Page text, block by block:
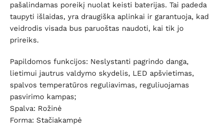
pašalindamas poreikį nuolat keisti baterijas. Tai padeda
taupyti išlaidas, yra draugiška aplinkai ir garantuoja, kad
veidrodis visada bus paruoštas naudoti, kai tik jo
prireiks.
Papildomos funkcijos: Neslystanti pagrindo danga,
lietimui jautrus valdymo skydelis, LED apšvietimas,
spalvos temperatūros reguliavimas, reguliuojamas
pasvirimo kampas;
Spalva: Rožinė
Forma: Stačiakampė